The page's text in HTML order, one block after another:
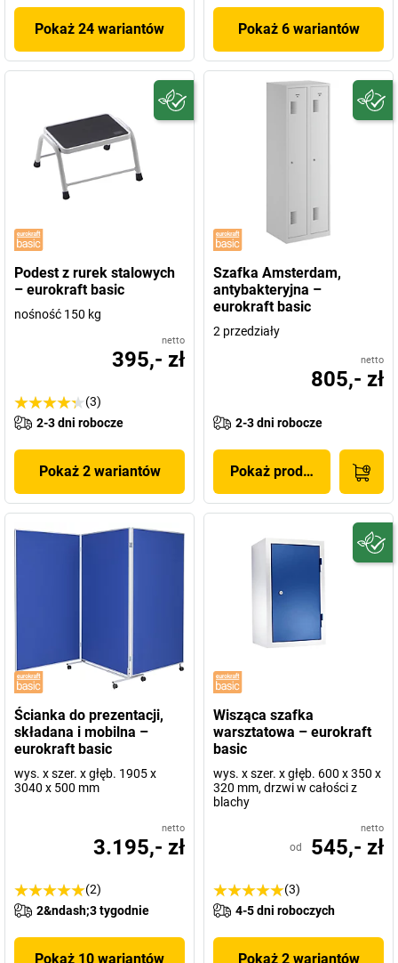
Pokaż 24 wariantów Pokaż 6 wariantów
Podest z rurek stalowych
– eurokraft basic
nośność 150 kg
netto
395,- zł
(3)
2-3 dni robocze
Pokaż 2 wariantów
Szafka Amsterdam,
antybakteryjna –
eurokraft basic
2 przedziały
netto
805,- zł
2-3 dni robocze
Pokaż produkt
Ścianka do prezentacji,
składana i mobilna –
eurokraft basic
wys. x szer. x głęb. 1905 x
3040 x 500 mm
netto
3.195,- zł
(2)
2&ndash;3 tygodnie
Pokaż 10 wariantów
Wisząca szafka
warsztatowa – eurokraft
basic
wys. x szer. x głęb. 600 x 350 x
320 mm, drzwi w całości z
blachy
netto
od 545,- zł
(3)
4-5 dni roboczych
Pokaż 2 wariantów